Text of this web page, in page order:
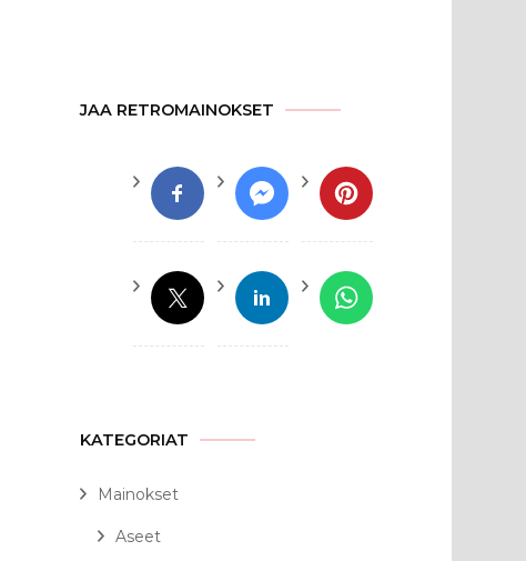
JAA RETROMAINOKSET
KATEGORIAT
Mainokset
Aseet